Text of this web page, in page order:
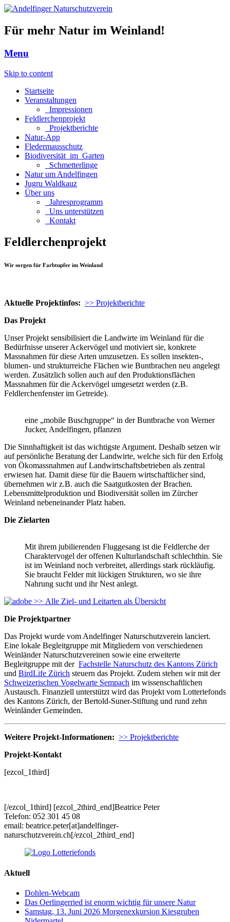
Für mehr Natur im Weinland!
Menu
Skip to content
Startseite
Veranstaltungen
_Impressionen
Feldlerchenprojekt
_Projektberichte
Natur-App
Fledermausschutz
Biodiversität_im_Garten
_Schmetterlinge
Natur um Andelfingen
Jugru Waldkauz
Über uns
_Jahresprogramm
_Uns unterstützen
_Kontakt
Feldlerchenprojekt
Wir sorgen für Farbtupfer im Weinland
Aktuelle Projektinfos: >> Projektberichte
Das Projekt
Unser Projekt sensibilisiert die Landwirte im Weinland für die
Bedürfnisse unserer Ackervögel und motiviert sie, konkrete
Massnahmen für diese Arten umzusetzen. Es sollen insekten-,
blumen- und strukturreiche Flächen wie Buntbrachen neu angelegt
werden. Zusätzlich sollen auch auf den Produktionsflächen
Massnahmen für die Ackervögel umgesetzt werden (z.B.
Feldlerchenfenster im Getreide).
eine „mobile Buschgruppe“ in der Buntbrache von Werner
Jucker, Andelfingen, pflanzen
Die Sinnhaftigkeit ist das wichtigste Argument. Deshalb setzen wir
auf persönliche Beratung der Landwirte, welche sich für den Erfolg
von Ökomassnahmen auf Landwirtschaftsbetrieben als zentral
erwiesen hat. Damit diese für die Bauern wirtschaftlicher sind,
übernehmen wir z.B. auch die Saatgutkosten der Brachen.
Lebensmittelproduktion und Biodiversität sollen im Zürcher
Weinland nebeneinander Platz haben.
Die Zielarten
Mit ihrem jubilierenden Fluggesang ist die Feldlerche der
Charaktervogel der offenen Kulturlandschaft schlechthin. Sie
ist im Weinland noch verbreitet, allerdings stark rückläufig.
Sie braucht Felder mit lückigen Strukturen, wo sie ihre
Nahrung sucht und ihr Nest anlegt.
>> Alle Ziel- und Leitarten als Übersicht
Die Projektpartner
Das Projekt wurde vom Andelfinger Naturschutzverein lanciert.
Eine lokale Begleitgruppe mit Mitgliedern von verschiedenen
Weinländer Naturschutzvereinen sowie eine erweiterte
Begleitgruppe mit der Fachstelle Naturschutz des Kantons Zürich
und BirdLife Zürich steuern das Projekt. Zudem stehen wir mit der
Schweizerischen Vogelwarte Sempach im wissenschaftlichen
Austausch. Finanziell unterstützt wird das Projekt vom Lotteriefonds
des Kantons Zürich, der Bertold-Suner-Stiftung und rund zehn
Weinländer Gemeinden.
Weitere Projekt-Informationen: >> Projektberichte
Projekt-Kontakt
[ezcol_1third]
[/ezcol_1third] [ezcol_2third_end]Beatrice Peter
Telefon: 052 301 45 08
email: beatrice.peter[at]andelfinger-
naturschutzverein.ch[/ezcol_2third_end]
Aktuell
Dohlen-Webcam
Das Oerlingerried ist enorm wichtig für unsere Natur
Samstag, 13. Juni 2026 Morgenexkursion Kiesgruben